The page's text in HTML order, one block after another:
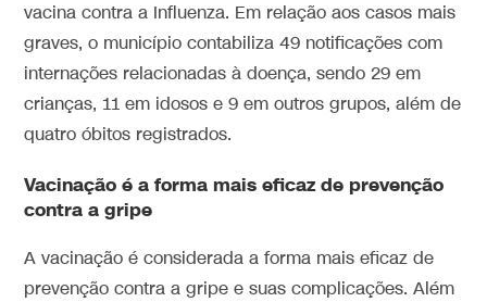
vacina contra a Influenza. Em relação aos casos mais
graves, o município contabiliza 49 notificações com
internações relacionadas à doença, sendo 29 em
crianças, 11 em idosos e 9 em outros grupos, além de
quatro óbitos registrados.
Vacinação é a forma mais eficaz de prevenção
contra a gripe
A vacinação é considerada a forma mais eficaz de
prevenção contra a gripe e suas complicações. Além